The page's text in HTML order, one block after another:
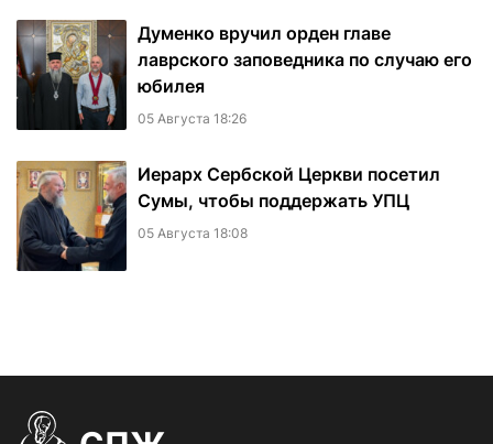
Думенко вручил орден главе
лаврского заповедника по случаю его
юбилея
05 Августа 18:26
Иерарх Сербской Церкви посетил
Сумы, чтобы поддержать УПЦ
05 Августа 18:08